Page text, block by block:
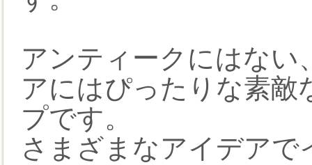
アンティークにはな
アにはぴったりな素
プです。
さまざまなアイデア